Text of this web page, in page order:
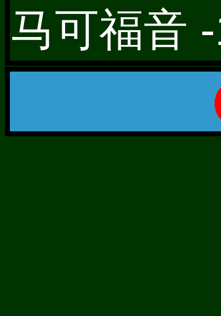
马可福音